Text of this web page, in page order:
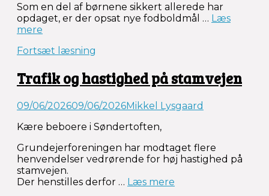
Som en del af børnene sikkert allerede har
opdaget, er der opsat nye fodboldmål … Læs
mere
på
Fortsæt læsning
Trafik og hastighed på stamvejen
09/06/202609/06/2026Mikkel Lysgaard
Kære beboere i Søndertoften,
Grundejerforeningen har modtaget flere
henvendelser vedrørende for høj hastighed på
stamvejen.
Der henstilles derfor … Læs mere